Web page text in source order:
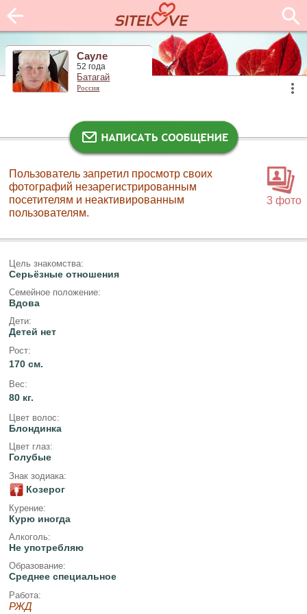
Сауле
52 года
Батагай
Россия
3 фото
Пользователь запретил просмотр своих
фотографий незарегистрированным
посетителям и неактивированным
пользователям.
Цель знакомства:
Серьёзные отношения
Семейное положение:
Вдова
Дети:
Детей нет
Рост:
170 см.
Вес:
80 кг.
Цвет волос:
Блондинка
Цвет глаз:
Голубые
Знак зодиака:
Козерог
Курение:
Курю иногда
Алкоголь:
Не употребляю
Образование:
Среднее специальное
Работа:
РЖД